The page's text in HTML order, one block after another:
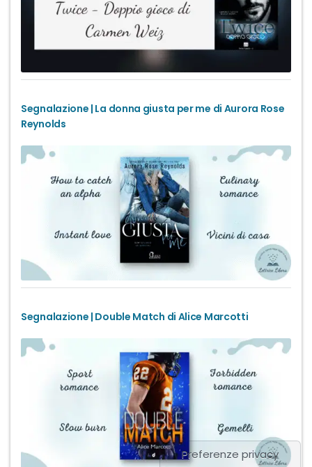
Segnalazione | La donna giusta per me di Aurora Rose
Reynolds
Segnalazione | Double Match di Alice Marcotti